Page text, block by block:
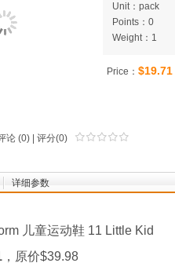
Unit：pack
Points：0
Weight：1
Price： $19.71
论 (0) | 评分(0)
详细参数
儿童运动鞋 11 Little Kid
，原价$39.98